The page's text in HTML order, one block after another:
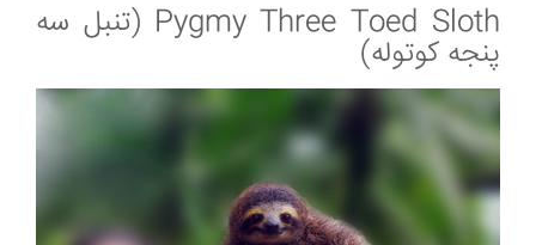
Pygmy Three Toed Sloth (تنبل سه
پنجه کوتوله)